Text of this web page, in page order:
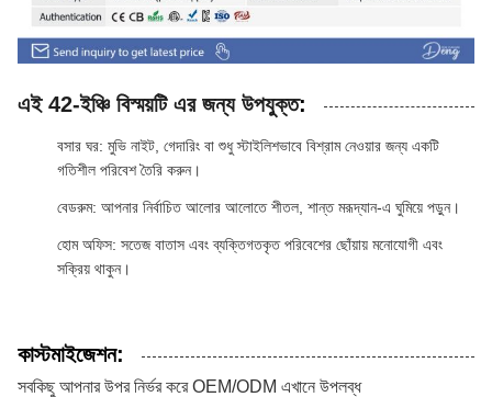
এই 42-ইঞ্চি বিস্ময়টি এর জন্য উপযুক্ত:
বসার ঘর: মুভি নাইট, গেদারিং বা শুধু স্টাইলিশভাবে বিশ্রাম নেওয়ার জন্য একটি
গতিশীল পরিবেশ তৈরি করুন।
বেডরুম: আপনার নির্বাচিত আলোর আলোতে শীতল, শান্ত মরূদ্যান-এ ঘুমিয়ে পড়ুন।
হোম অফিস: সতেজ বাতাস এবং ব্যক্তিগতকৃত পরিবেশের ছোঁয়ায় মনোযোগী এবং
সক্রিয় থাকুন।
কাস্টমাইজেশন:
সবকিছু আপনার উপর নির্ভর করে OEM/ODM এখানে উপলব্ধ​